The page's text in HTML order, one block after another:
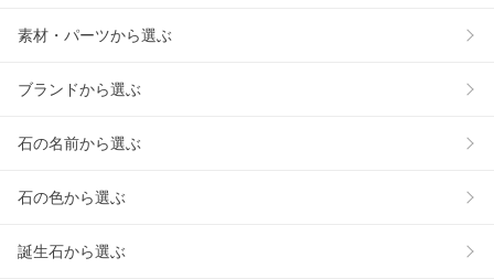
素材・パーツから選ぶ
ブランドから選ぶ
石の名前から選ぶ
石の色から選ぶ
誕生石から選ぶ